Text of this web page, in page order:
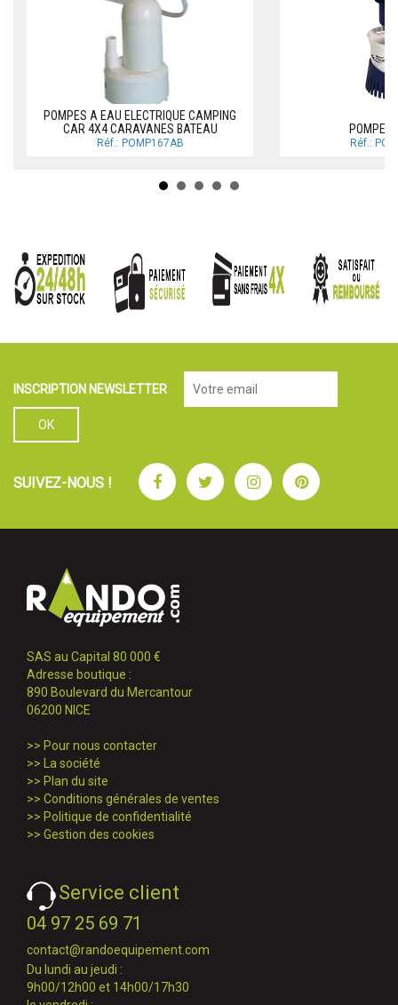
POMPES A EAU ELECTRIQUE CAMPING
CAR 4X4 CARAVANES BATEAU
Réf.: POMP167AB
POMPES
Réf.:
INSCRIPTION NEWSLETTER
SUIVEZ-NOUS ! FacebookTwitterInstagramPinterest
SAS au Capital 80 000 €
Adresse boutique :
890 Boulevard du Mercantour
06200 NICE
>> Pour nous contacter
>> La société
>> Plan du site
>> Conditions générales de ventes
>> Politique de confidentialité
>> Gestion des cookies
Service client
04 97 25 69 71
contact@randoequipement.com
Du lundi au jeudi :
9h00/12h00 et 14h00/17h30